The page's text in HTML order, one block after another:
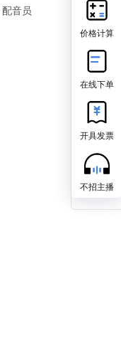
价格计算
在线下单
开具发票
不招主播